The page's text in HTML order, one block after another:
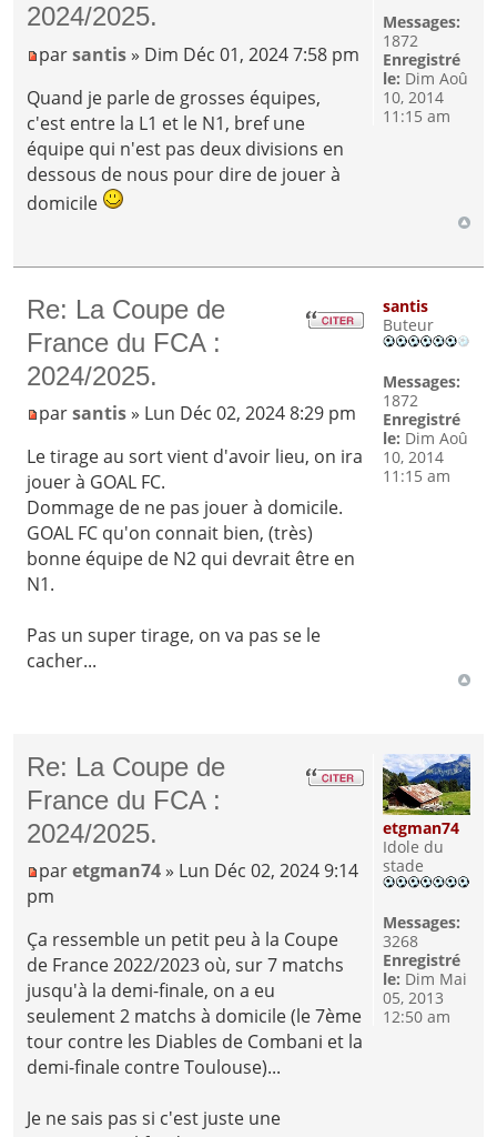
2024/2025.
parsantis » Dim Déc 01, 2024 7:58 pm
Quand je parle de grosses équipes,
c'est entre la L1 et le N1, bref une
équipe qui n'est pas deux divisions en
dessous de nous pour dire de jouer à
domicile
Messages:
1872
Enregistré
le: Dim Aoû
10, 2014
11:15 am
Re: La Coupe de
France du FCA :
2024/2025.
parsantis» Lun Déc 02, 2024 8:29 pm
Le tirage au sort vient d'avoir lieu, on ira
jouer à GOAL FC.
Dommage de ne pas jouer à domicile.
GOAL FC qu'on connait bien, (très)
bonne équipe de N2 qui devrait être en
N1.
Pas un super tirage, on va pas se le
cacher...
santis
Buteur
Messages:
1872
Enregistré
le: Dim Aoû
10, 2014
11:15 am
Re: La Coupe de
France du FCA :
2024/2025.
paretgman74 » Lun Déc 02, 2024 9:14
pm
Ça ressemble un petit peu à la Coupe
de France 2022/2023 où, sur 7 matchs
jusqu'à la demi-finale, on a eu
seulement 2 matchs à domicile (le 7ème
tour contre les Diables de Combani et la
demi-finale contre Toulouse)...
Je ne sais pas si c'est juste une
etgman74
Idole du
stade
Messages:
3268
Enregistré
le: Dim Mai
05, 2013
12:50 am